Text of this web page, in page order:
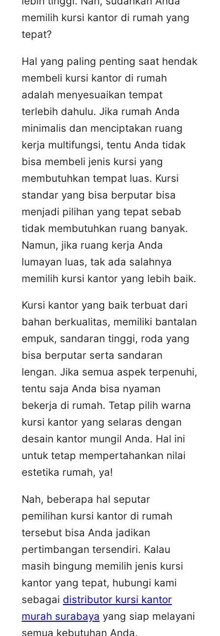
memilih kursi kantor di rumah yang
tepat?
Hal yang paling penting saat hendak
membeli kursi kantor di rumah
adalah menyesuaikan tempat
terlebih dahulu. Jika rumah Anda
minimalis dan menciptakan ruang
kerja multifungsi, tentu Anda tidak
bisa membeli jenis kursi yang
membutuhkan tempat luas. Kursi
standar yang bisa berputar bisa
menjadi pilihan yang tepat sebab
tidak membutuhkan ruang banyak.
Namun, jika ruang kerja Anda
lumayan luas, tak ada salahnya
memilih kursi kantor yang lebih baik.
Kursi kantor yang baik terbuat dari
bahan berkualitas, memiliki bantalan
empuk, sandaran tinggi, roda yang
bisa berputar serta sandaran
lengan. Jika semua aspek terpenuhi,
tentu saja Anda bisa nyaman
bekerja di rumah. Tetap pilih warna
kursi kantor yang selaras dengan
desain kantor mungil Anda. Hal ini
untuk tetap mempertahankan nilai
estetika rumah, ya!
Nah, beberapa hal seputar
pemilihan kursi kantor di rumah
tersebut bisa Anda jadikan
pertimbangan tersendiri. Kalau
masih bingung memilih jenis kursi
kantor yang tepat, hubungi kami
sebagai distributor kursi kantor
murah surabaya yang siap melayani
semua kebutuhan Anda.